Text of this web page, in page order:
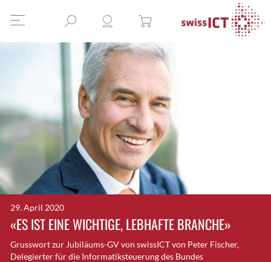
29. April 2020
«ES IST EINE WICHTIGE, LEBHAFTE BRANCHE»
Grusswort zur Jubiläums-GV von swissICT von Peter Fischer,
Delegierter für die Informatiksteuerung des Bundes